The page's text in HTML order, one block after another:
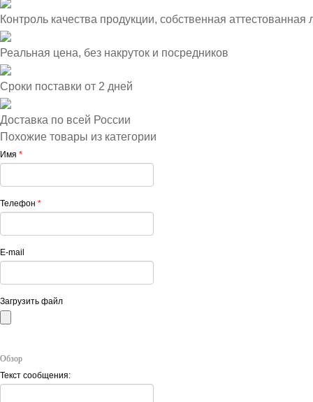
Контроль качества продукции, собственная аттестованная
Реальная цена, без накруток и посредников
Сроки поставки от 2 дней
Доставка по всей России
Похожие товары из категории
Имя *
Телефон *
E-mail
Загрузить файл
Обзор
Текст сообщения: